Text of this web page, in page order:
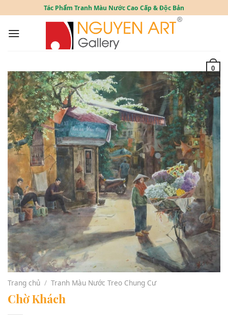
to
content
Tác Phẩm Tranh Màu Nước Cao Cấp & Độc Bản
0
Trang chủ / Tranh Màu Nước Treo Chung Cư
Chờ Khách